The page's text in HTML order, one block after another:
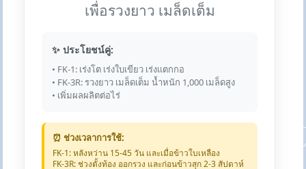
เพื่อรวงยาว เมล็ดเต็ม
✨ ประโยชน์คู่:
• FK-1: เร่งโต เร่งใบเขียว เร่งแตกกอ
• FK-3R: รวงยาว เมล็ดเต็ม น้ำหนัก 1,000 เมล็ดสูง
• เพิ่มผลผลิตต่อไร่
⏰ ช่วงเวลาการใช้:
FK-1: หลังหว่าน 15-45 วัน และเมื่อข้าวใบเหลือง
FK-3R: ช่วงตั้งท้อง ออกรวง และก่อนข้าวสุก 2-3 สัปดาห์